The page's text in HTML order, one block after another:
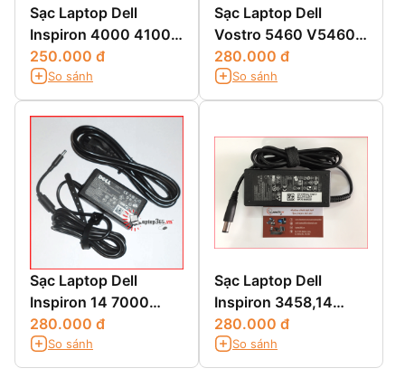
Sạc Laptop Dell
Inspiron 4000 4100
4150
250.000 đ
So sánh
Sạc Laptop Dell
Vostro 5460 V5460
5470 5560
280.000 đ
So sánh
Sạc Laptop Dell
Inspiron 14 7000
7437 N7437
280.000 đ
So sánh
Sạc Laptop Dell
Inspiron 3458,14
3458,14 3000
3458,N3458
280.000 đ
So sánh